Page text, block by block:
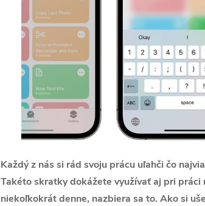
Každý z nás si rád svoju prácu uľahči čo
Takéto skratky dokážete využívať aj pri
niekoľkokrát denne, nazbiera sa to. Ako si